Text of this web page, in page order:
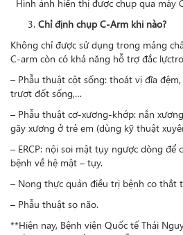
Chỉ định chụp C-Arm khi nào?
Không chỉ được sử dụng trong mảng
C-arm còn có khả năng hỗ trợ đắc
– Phẫu thuật cột sống: thoát vị đĩa
trượt đốt sống,…
– Phẫu thuật cơ-xương-khớp: nắn
gãy xương ở trẻ em (dùng kỹ thuật
– ERCP: nội soi mật tụy ngược dòng để
bệnh về hệ mật – tụy.
– Nong thực quản điều trị bệnh co thắt
– Phẫu thuật sọ não.
**Hiện nay, Bệnh viện Quốc tế Thái